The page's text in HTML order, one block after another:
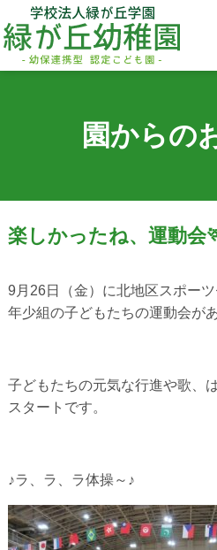
園からの
楽しかったね、運動会
9月26日（金）に北地区スポー
年少組の子どもたちの運動会が
子どもたちの元気な行進や歌、
スタートです。
♪ラ、ラ、ラ体操～♪